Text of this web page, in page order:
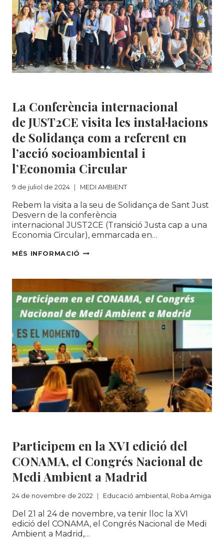
La Conferència internacional
de JUST2CE visita les instal·lacions
de Solidança com a referent en
l’acció socioambiental i
l’Economia Circular
9 de juliol de 2024 MEDI AMBIENT
Rebem la visita a la seu de Solidança de Sant Just
Desvern de la conferència
internacional JUST2CE (Transició Justa cap a una
Economia Circular), emmarcada en…
MÉS INFORMACIÓ LA
DE JUST2CE VISITA
LES
INSTAL·LACIONS
DE SOLIDANÇA COM
A
REFERENT
EN
L’ACCIÓ
SOCIOAMBIENTAL
I
L’ECONOMIA
CIRCULAR
Participem en la XVI edició del
CONAMA, el Congrés Nacional de
Medi Ambient a Madrid
24 de novembre de 2022 Educació ambiental Roba Amiga
Del 21 al 24 de novembre, va tenir lloc la XVI
edició del CONAMA, el Congrés Nacional de Medi
Ambient a Madrid,…